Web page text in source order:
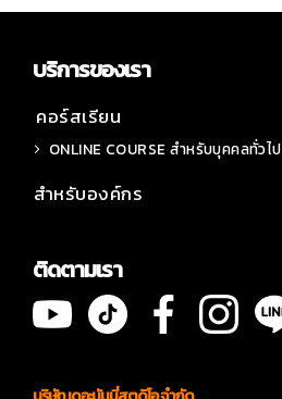
บริการของเรา
คอร์สเรียน
ONLINE COURSE สำหรับบุคคลทั่วไป
สำหรับองค์กร
ติดตามเรา